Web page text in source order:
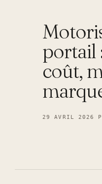
portail
coût,
29 AVRIL 2026